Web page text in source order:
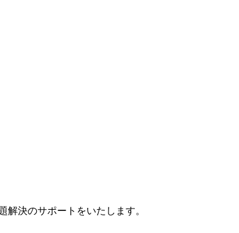
決のサポートをいたします。